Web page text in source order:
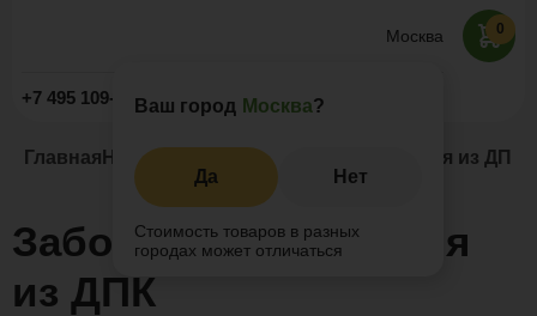
Москва
Ваш город Москва?
Да Нет
Стоимость товаров в разных
городах может отличаться
+7 495 109-52-09 Заказать звонок
0
Главная Наши проекты Заборы и ограждения из ДПК
Заборы и ограждения
из ДПК